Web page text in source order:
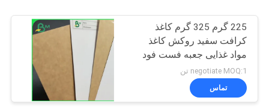
225 گرم 325 گرم کاغذ
کرافت سفید روکش کاغذ
مواد غذایی جعبه فست فود
مواد
negotiate MOQ:1 تن
تماس